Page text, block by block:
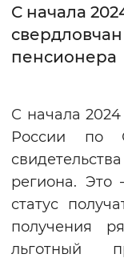
С начала
пенсионера
С начала
России по
региона. Это
статус
получения
льготный